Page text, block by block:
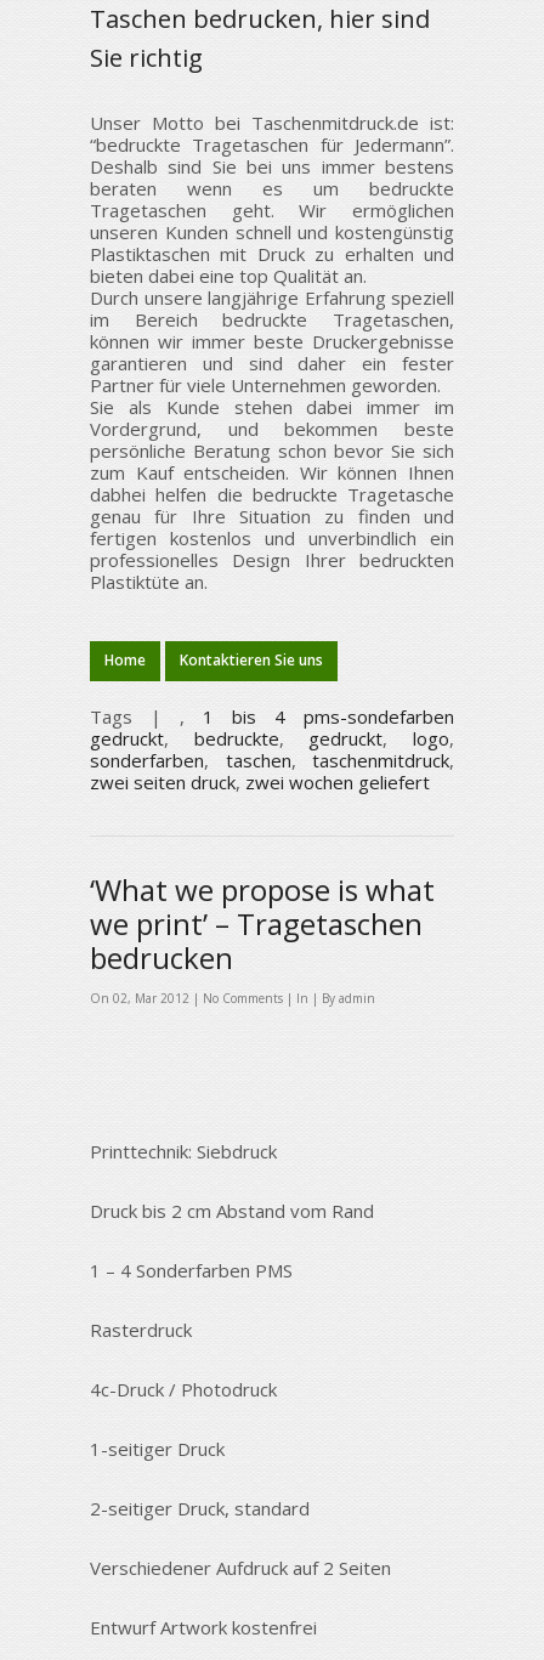
Taschen bedrucken, hier sind
Sie richtig
Unser Motto bei Taschenmitdruck.de ist:
“bedruckte Tragetaschen für Jedermann”.
Deshalb sind Sie bei uns immer bestens
beraten wenn es um bedruckte
Tragetaschen geht. Wir ermöglichen
unseren Kunden schnell und kostengünstig
Plastiktaschen mit Druck zu erhalten und
bieten dabei eine top Qualität an.
Durch unsere langjährige Erfahrung speziell
im Bereich bedruckte Tragetaschen,
können wir immer beste Druckergebnisse
garantieren und sind daher ein fester
Partner für viele Unternehmen geworden.
Sie als Kunde stehen dabei immer im
Vordergrund, und bekommen beste
persönliche Beratung schon bevor Sie sich
zum Kauf entscheiden. Wir können Ihnen
dabhei helfen die bedruckte Tragetasche
genau für Ihre Situation zu finden und
fertigen kostenlos und unverbindlich ein
professionelles Design Ihrer bedruckten
Plastiktüte an.
Home Kontaktieren Sie uns
Tags | , 1 bis 4 pms-sondefarben
gedruckt, bedruckte, gedruckt,logo,
sonderfarben, taschen, taschenmitdruck,
zwei seiten druck, zwei wochen geliefert
‘What we propose is what
we print’ – Tragetaschen
bedrucken
On 02, Mar 2012 | No Comments | In | By admin
Printtechnik: Siebdruck
Druck bis 2 cm Abstand vom Rand
1 – 4 Sonderfarben PMS
Rasterdruck
4c-Druck / Photodruck
1-seitiger Druck
2-seitiger Druck, standard
Verschiedener Aufdruck auf 2 Seiten
Entwurf Artwork kostenfrei